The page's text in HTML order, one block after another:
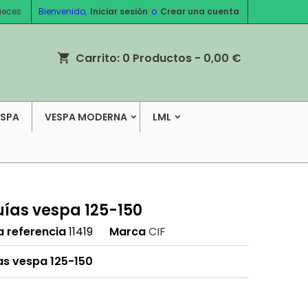
Bienvenido, Iniciar sesión o Crear una cuenta
shopping_cart Carrito: 0 Productos - 0,00 €
VESPA MODERNA LML
vespa 125-150
referencia11419 MarcaCIF
vespa 125-150